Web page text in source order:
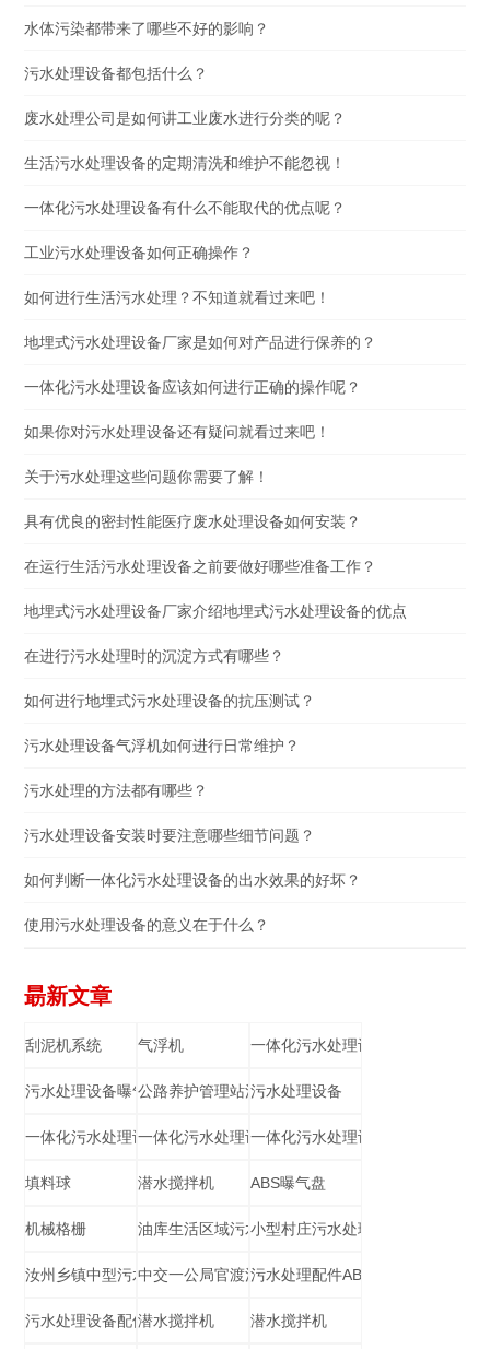
水体污染都带来了哪些不好的影响？
污水处理设备都包括什么？
废水处理公司是如何讲工业废水进行分类的呢？
生活污水处理设备的定期清洗和维护不能忽视！
一体化污水处理设备有什么不能取代的优点呢？
工业污水处理设备如何正确操作？
如何进行生活污水处理？不知道就看过来吧！
地埋式污水处理设备厂家是如何对产品进行保养的？
一体化污水处理设备应该如何进行正确的操作呢？
如果你对污水处理设备还有疑问就看过来吧！
关于污水处理这些问题你需要了解！
具有优良的密封性能医疗废水处理设备如何安装？
在运行生活污水处理设备之前要做好哪些准备工作？
地埋式污水处理设备厂家介绍地埋式污水处理设备的优点
在进行污水处理时的沉淀方式有哪些？
如何进行地埋式污水处理设备的抗压测试？
污水处理设备气浮机如何进行日常维护？
污水处理的方法都有哪些？
污水处理设备安装时要注意哪些细节问题？
如何判断一体化污水处理设备的出水效果的好坏？
使用污水处理设备的意义在于什么？
朂新文章
刮泥机系统 气浮机 一体化污水处理设备
污水处理设备曝气盘公路养护管理站污水处理
污水处理设备
一体化污水处理设备一体化污水处理设备一体化污水处理设备
填料球 潜水搅拌机 ABS曝气盘
机械格栅 油库生活区域污水处理设备
小型村庄污水处理
汝州乡镇中型污水处理站中交一公局官渡污水处理污水处理配件ABS材质耙齿
污水处理设备配件填料球
潜水搅拌机 潜水搅拌机